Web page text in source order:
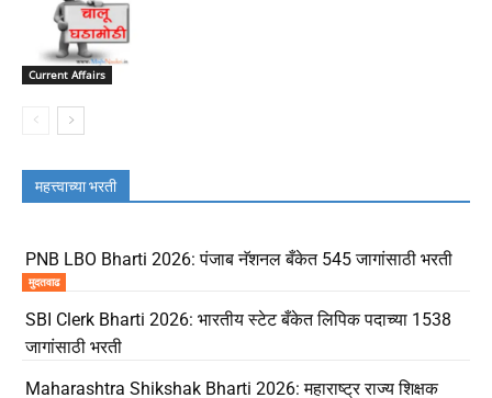
Current Affairs
महत्त्वाच्या भरती
PNB LBO Bharti 2026: पंजाब नॅशनल बँकेत 545 जागांसाठी भरती
मुदतवाढ
SBI Clerk Bharti 2026: भारतीय स्टेट बँकेत लिपिक पदाच्या 1538
जागांसाठी भरती
Maharashtra Shikshak Bharti 2026: महाराष्ट्र राज्य शिक्षक